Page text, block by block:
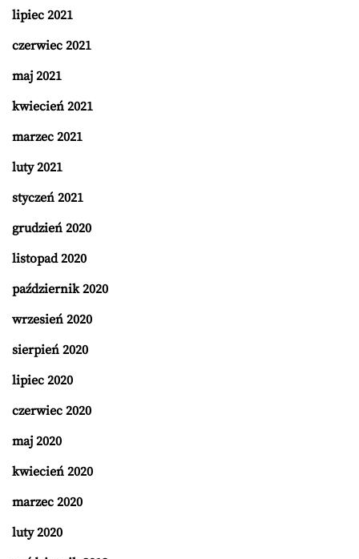
lipiec 2021
czerwiec 2021
maj 2021
kwiecień 2021
marzec 2021
luty 2021
styczeń 2021
grudzień 2020
listopad 2020
październik 2020
wrzesień 2020
sierpień 2020
lipiec 2020
czerwiec 2020
maj 2020
kwiecień 2020
marzec 2020
luty 2020